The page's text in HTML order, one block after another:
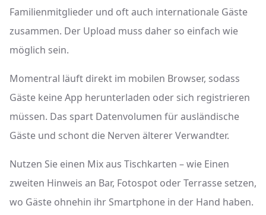
Familienmitglieder und oft auch internationale Gäste
zusammen. Der Upload muss daher so einfach wie
möglich sein.
Momentral läuft direkt im mobilen Browser, sodass
Gäste keine App herunterladen oder sich registrieren
müssen. Das spart Datenvolumen für ausländische
Gäste und schont die Nerven älterer Verwandter.
Nutzen Sie einen Mix aus Tischkarten – wie Einen
zweiten Hinweis an Bar, Fotospot oder Terrasse setzen,
wo Gäste ohnehin ihr Smartphone in der Hand haben.